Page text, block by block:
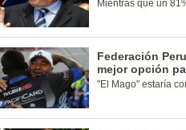
Mientras que un
Federación
mejor opción
"El Mago" estaría